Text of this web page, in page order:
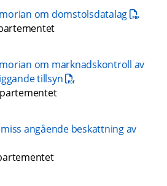
om domstolsdatalagpdf,
om marknadskontroll av
tillsynpdf, 288.9 kB.
angående beskattning av